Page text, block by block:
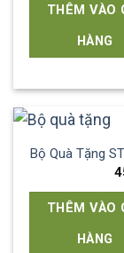
THÊM VÀO
HÀNG
Bộ Quà Tặng
THÊM VÀO
HÀNG